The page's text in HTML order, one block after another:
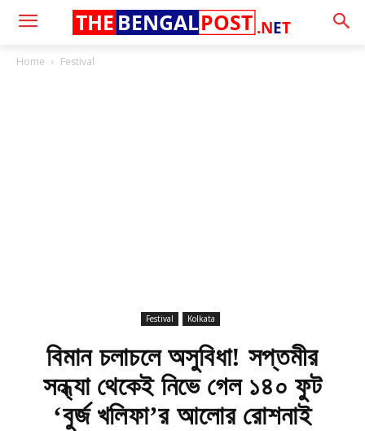
.NET
THE BENGALPOST
Home Festival
Festival Kolkata
বিমান চলাচলে অসুবিধা! সপ্তমীর
সন্ধ্যা থেকেই নিভে গেল ১৪০ ফুট
‘বুর্জ খলিফা’র আলোর রোশনাই